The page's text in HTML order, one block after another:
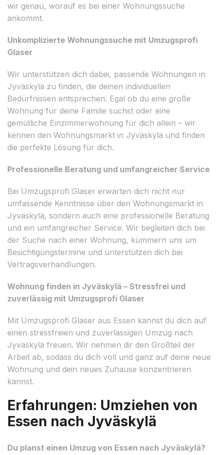
wir genau, worauf es bei einer Wohnungssuche
ankommt.
Unkomplizierte Wohnungssuche mit Umzugsprofi
Glaser
Wir unterstützen dich dabei, passende Wohnungen in
Jyväskylä zu finden, die deinen individuellen
Bedürfnissen entsprechen. Egal ob du eine große
Wohnung für deine Familie suchst oder eine
gemütliche Einzimmerwohnung für dich allein – wir
kennen den Wohnungsmarkt in Jyväskylä und finden
die perfekte Lösung für dich.
Professionelle Beratung und umfangreicher Service
Bei Umzugsprofi Glaser erwarten dich nicht nur
umfassende Kenntnisse über den Wohnungsmarkt in
Jyväskylä, sondern auch eine professionelle Beratung
und ein umfangreicher Service. Wir begleiten dich bei
der Suche nach einer Wohnung, kümmern uns um
Besichtigungstermine und unterstützen dich bei
Vertragsverhandlungen.
Wohnung finden in Jyväskylä – Stressfrei und
zuverlässig mit Umzugsprofi Glaser
Mit Umzugsprofi Glaser aus Essen kannst du dich auf
einen stressfreien und zuverlässigen Umzug nach
Jyväskylä freuen. Wir nehmen dir den Großteil der
Arbeit ab, sodass du dich voll und ganz auf deine neue
Wohnung und dein neues Zuhause konzentrieren
kannst.
Erfahrungen: Umziehen von
Essen nach Jyväskylä
Du planst einen Umzug von Essen nach Jyväskylä?